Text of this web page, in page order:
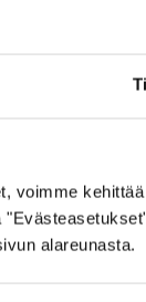
voimme
alareunasta.
on